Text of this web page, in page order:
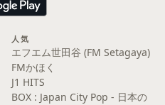
人気
エフエム世田谷 (FM Setagaya)
FMかほく
J1 HITS
BOX : Japan City Pop - 日本の